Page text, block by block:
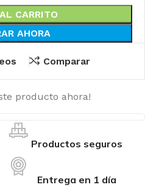
CARRITO
AHORA
Comparar
producto ahora!
Productos seguros
Entrega en 1 día